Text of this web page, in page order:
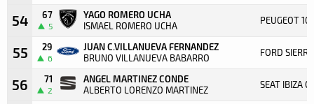
54 67
5
YAGO ROMERO UCHA
ISMAEL ROMERO UCHA PEUGEOT
55 29
6
JUAN C.VILLANUEVA FERNANDEZ
BRUNO VILLANUEVA BABARRO FORD
56 71
2
ANGEL MARTINEZ CONDE
ALBERTO LORENZO MARTINEZ SEAT IBIZA